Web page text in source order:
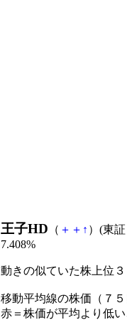
王子HD （ ＋ ＋ ↑ ）(東
7.408%
動きの似ていた株上位
移動平均線の株価（７
赤＝株価が平均より低